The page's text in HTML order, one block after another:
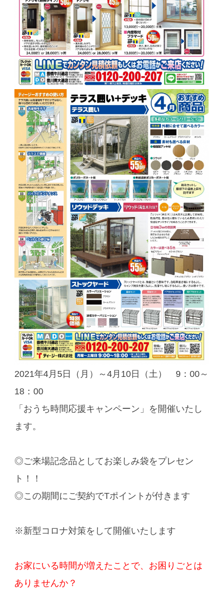
2021年4月5日（月）～4月10日（土） 9：00～
18：00
「おうち時間応援キャンペーン」を開催いたし
ます。
◎ご来場記念品としてお楽しみ袋をプレセン
ト！！
◎この期間にご契約でTポイントが付きます
※新型コロナ対策をして開催いたします
お家にいる時間が増えたことで、お困りごとは
ありませんか？